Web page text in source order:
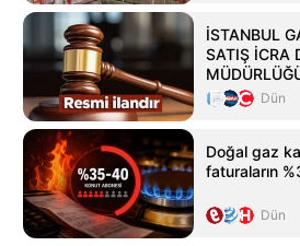
sakaryayenihaber.com5
İSTANBUL
SATIŞ İCRA
Dün
Doğal gaz
faturaların
Dün